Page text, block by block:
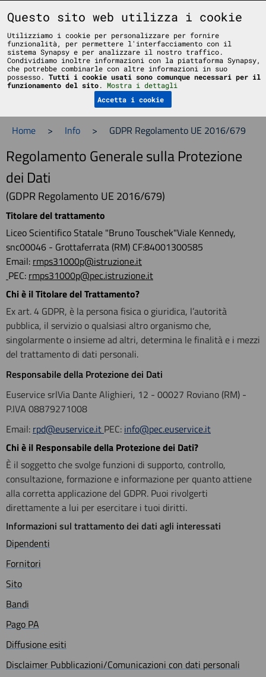
Liceo Scientifico Statale Bruno Touschek - Grottaferrata - Roma
Menu
Home > Info > GDPR Regolamento UE 2016/679
Regolamento Generale sulla Protezione
dei Dati
(GDPR Regolamento UE 2016/679)
Titolare del trattamento
Liceo Scientifico Statale "Bruno Touschek"Viale Kennedy,
snc00046 - Grottaferrata (RM) CF:84001300585
Email: rmps31000p@istruzione.it
PEC: rmps31000p@pec.istruzione.it
Chi è il Titolare del Trattamento?
Ex art. 4 GDPR, è la persona fisica o giuridica, l’autorità
pubblica, il servizio o qualsiasi altro organismo che,
singolarmente o insieme ad altri, determina le finalità e i mezzi
del trattamento di dati personali.
Responsabile della Protezione dei Dati
Euservice srlVia Dante Alighieri, 12 - 00027 Roviano (RM) -
P.IVA 08879271008
Email: rpd@euservice.it PEC: info@pec.euservice.it
Chi è il Responsabile della Protezione dei Dati?
È il soggetto che svolge funzioni di supporto, controllo,
consultazione, formazione e informazione per quanto attiene
alla corretta applicazione del GDPR. Puoi rivolgerti
direttamente a lui per esercitare i tuoi diritti.
Informazioni sul trattamento dei dati agli interessati
Dipendenti
Fornitori
Sito
Bandi
Pago PA
Diffusione esiti
Disclaimer Pubblicazioni/Comunicazioni con dati personali
Questo sito web utilizza i cookie
Utilizziamo i cookie per personalizzare per fornire
funzionalità, per permettere l'interfacciamento con il
sistema Synapsy e per analizzare il nostro traffico.
Condividiamo inoltre informazioni con la piattaforma Synapsy,
che potrebbe combinarle con altre informazioni in suo
possesso. Tutti i cookie usati sono comunque necessari per il
funzionamento del sito. Mostra i dettagli
Accetta i cookie